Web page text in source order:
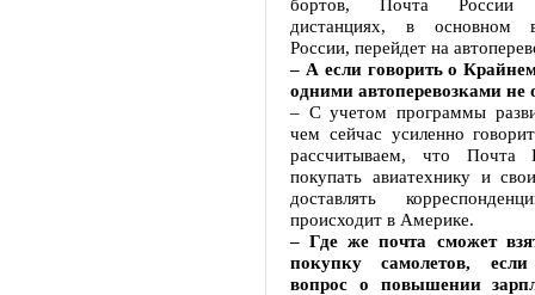
бортов, Почта России
дистанциях, в основном
России, перейдет на
– А если говорить о
одними автоперевозками не
– С учетом программы
чем сейчас усиленно
рассчитываем, что Почта
покупать авиатехнику и
доставлять
происходит в Америке.
– Где же почта сможет
покупку самолетов,
вопрос о повышении